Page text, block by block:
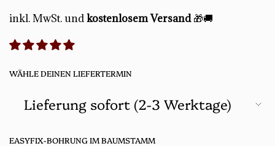
inkl. MwSt. undkostenlosem Versand🎁🚚
WÄHLE DEINEN LIEFERTERMIN
EASYFIX-BOHRUNG IM BAUMSTAMM